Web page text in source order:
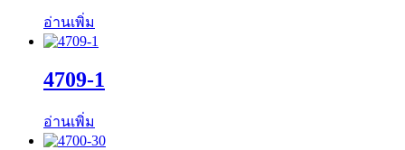
อ่านเพิ่ม
4709-1
อ่านเพิ่ม